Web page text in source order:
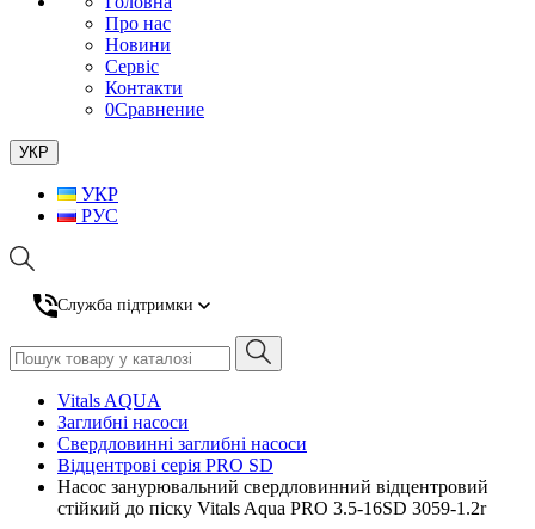
Про нас
Новини
Сервіс
Контакти
0Сравнение
УКР
УКР
РУС
Служба підтримки
Vitals AQUA
Заглибні насоси
Свердловинні заглибні насоси
Відцентрові серія PRO SD
Насос занурювальний свердловинний відцентровий
стійкий до піску Vitals Aqua PRO 3.5-16SD 3059-1.2r